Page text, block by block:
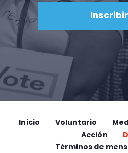
Inicio Voluntario
Acción
Términos de